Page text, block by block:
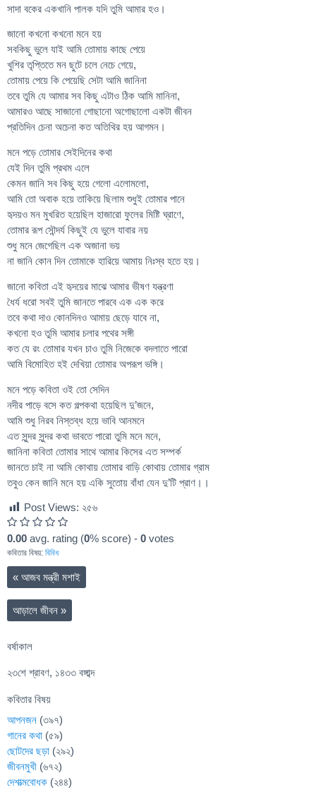
সাদা বকের একখানি পালক যদি তুমি আমার হও।
জানো কখনো কখনো মনে হয়
সবকিছু ভুলে যাই আমি তোমায় কাছে পেয়ে
খুশির তৃপ্তিতে মন ছুটে চলে নেচে গেয়ে,
তোমায় পেয়ে কি পেয়েছি সেটা আমি জানিনা
তবে তুমি যে আমার সব কিছু এটাও ঠিক আমি মানিনা,
আমারও আছে সাজানো গোছানো অগোছালো একটা জীবন
প্রতিদিন চেনা অচেনা কত অতিথির হয় আগমন।
মনে পড়ে তোমার সেইদিনের কথা
যেই দিন তুমি প্রথম এলে
কেমন জানি সব কিছু হয়ে গেলো এলোমলো,
আমি তো অবাক হয়ে তাকিয়ে ছিলাম শুধুই তোমার পানে
হৃদয়ও মন মুখরিত হয়েছিল হাজারো ফুলের মিষ্টি ঘ্রাণে,
তোমার রূপ সৌন্দর্য কিছুই যে ভুলে যাবার নয়
শুধু মনে জেগেছিল এক অজানা ভয়
না জানি কোন দিন তোমাকে হারিয়ে আমায় নিঃস্ব হতে হয়।
জানো কবিতা এই হৃদয়ের মাঝে আমার ভীষণ যন্ত্রণা
ধৈর্য ধরো সবই তুমি জানতে পারবে এক এক করে
তবে কথা দাও কোনদিনও আমায় ছেড়ে যাবে না,
কখনো হও তুমি আমার চলার পথের সঙ্গী
কত যে রং তোমার যখন চাও তুমি নিজেকে বদলাতে পারো
আমি বিমোহিত হই দেখিয়া তোমার অপরূপ ভঙ্গি।
মনে পড়ে কবিতা ওই তো সেদিন
নদীর পাড়ে বসে কত গল্পকথা হয়েছিল দু’জনে,
আমি শুধু নিরব নিস্তব্ধ হয়ে ভাবি আনমনে
এত সুন্দর সুন্দর কথা ভাবতে পারো তুমি মনে মনে,
জানিনা কবিতা তোমার সাথে আমার কিসের এত সম্পর্ক
জানতে চাই না আমি কোথায় তোমার বাড়ি কোথায় তোমার গ্রাম
তবুও কেন জানি মনে হয় একি সুতোয় বাঁধা যেন দু’টি প্রাণ।।
Post Views: ২৫৬
0.00 avg. rating (0% score) - 0 votes
কবিতার বিষয়: বিবিধ
« আজব মন্ত্রী মশাই
আড়ালে জীবন »
বর্ষাকাল
২৩শে শ্রাবণ, ১৪৩৩ বঙ্গাব্দ
কবিতার বিষয়
আপনজন (৩৯৭)
গানের কথা (৫৯)
ছোটদের ছড়া (২৯২)
জীবনমুখী (৬৭২)
দেশাত্মবোধক (২৪৪)